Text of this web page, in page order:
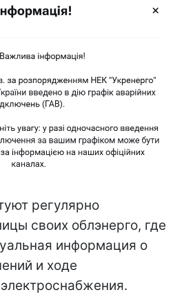
регулярно
своих облэнерго, где
информация о
и ходе